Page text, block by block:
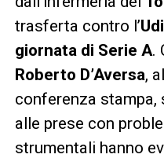
trasferta contro l’
giornata di Serie A.
Roberto D’Aversa,
conferenza
alle prese con
strumentali hanno